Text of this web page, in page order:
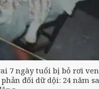
7 ngày tuổi bị bỏ rơi
phản đối dữ dội: 24 năm